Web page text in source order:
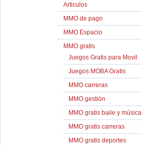
Articulos
MMO de pago
MMO Espacio
MMO gratis
Juegos Gratis para Movil
Juegos MOBA Gratis
MMO carreras
MMO gestión
MMO gratis baile y música
MMO gratis carreras
MMO gratis deportes